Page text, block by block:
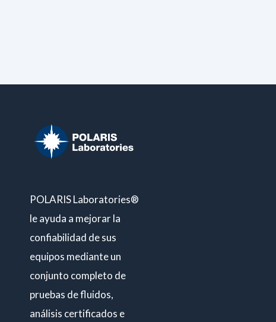
POLARIS Laboratories®
le ayuda a mejorar la
confiabilidad de sus
equipos mediante un
conjunto completo de
pruebas de fluidos,
análisis certificados e